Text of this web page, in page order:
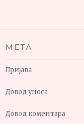
МЕТА
Пријава
Довод уноса
Довод коментара